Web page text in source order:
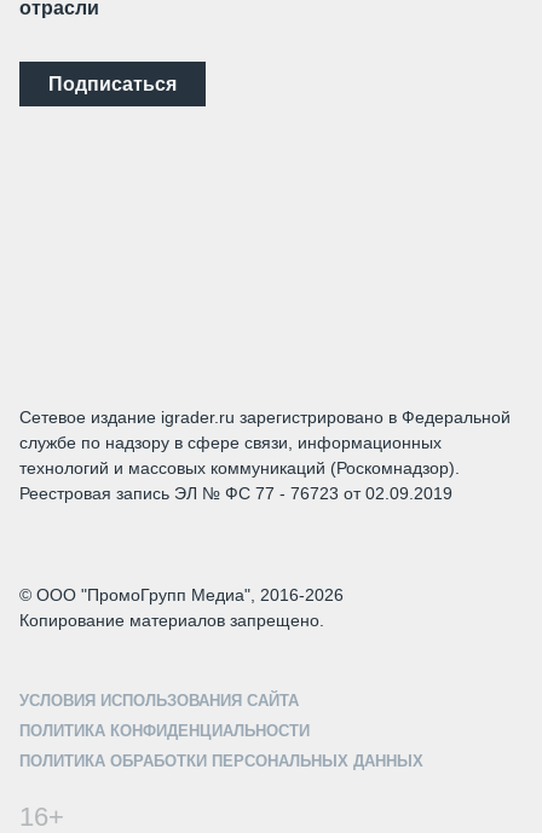
отрасли
Подписаться
Сетевое издание igrader.ru зарегистрировано в Федеральной
службе по надзору в сфере связи, информационных
технологий и массовых коммуникаций (Роскомнадзор).
Реестровая запись ЭЛ № ФС 77 - 76723 от 02.09.2019
© ООО "ПромоГрупп Медиа", 2016-2026
Копирование материалов запрещено.
УСЛОВИЯ ИСПОЛЬЗОВАНИЯ САЙТА
ПОЛИТИКА КОНФИДЕНЦИАЛЬНОСТИ
ПОЛИТИКА ОБРАБОТКИ ПЕРСОНАЛЬНЫХ ДАННЫХ
16+